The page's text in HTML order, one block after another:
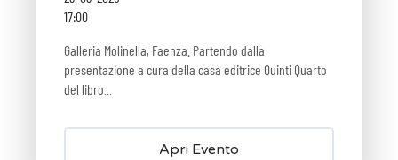
17:00
Galleria Molinella, Faenza. Partendo dalla
presentazione a cura della casa editrice Quinti Quarto
del libro...
Apri Evento